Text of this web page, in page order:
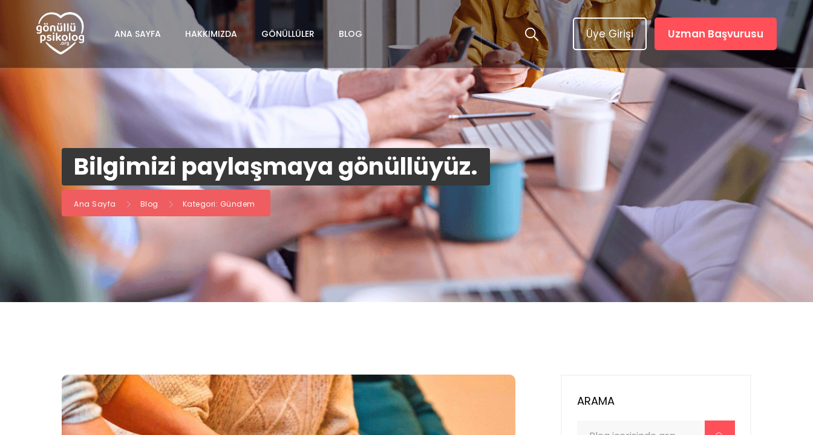
ANA SAYFA HAKKIMIZDA GÖNÜLLÜLER BLOG Üye Girişi Uzman Başvurusu
Bilgimizi paylaşmaya gönüllüyüz.
Ana Sayfa Blog Kategori: Gündem
ARAMA